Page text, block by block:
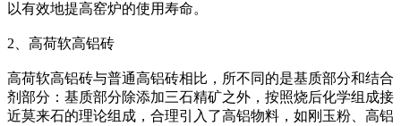
以有效地提高窑炉的使用寿命。
2、高荷软高铝砖
高荷软高铝砖与普通高铝砖相比，所不同的是基质部分和结合
剂部分：基质部分除添加三石精矿之外，按照烧后化学组成接
近莫来石的理论组成，合理引入了高铝物料，如刚玉粉、高铝